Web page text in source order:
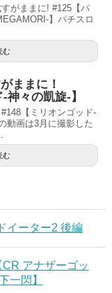
すがままに! #125【パ
】パチスロ
む
ままに！
神々の凱旋-】
【ミリオンゴッド-
動画は3月に撮影した
む
イーター2 後編
アナザーゴッ
一閃】